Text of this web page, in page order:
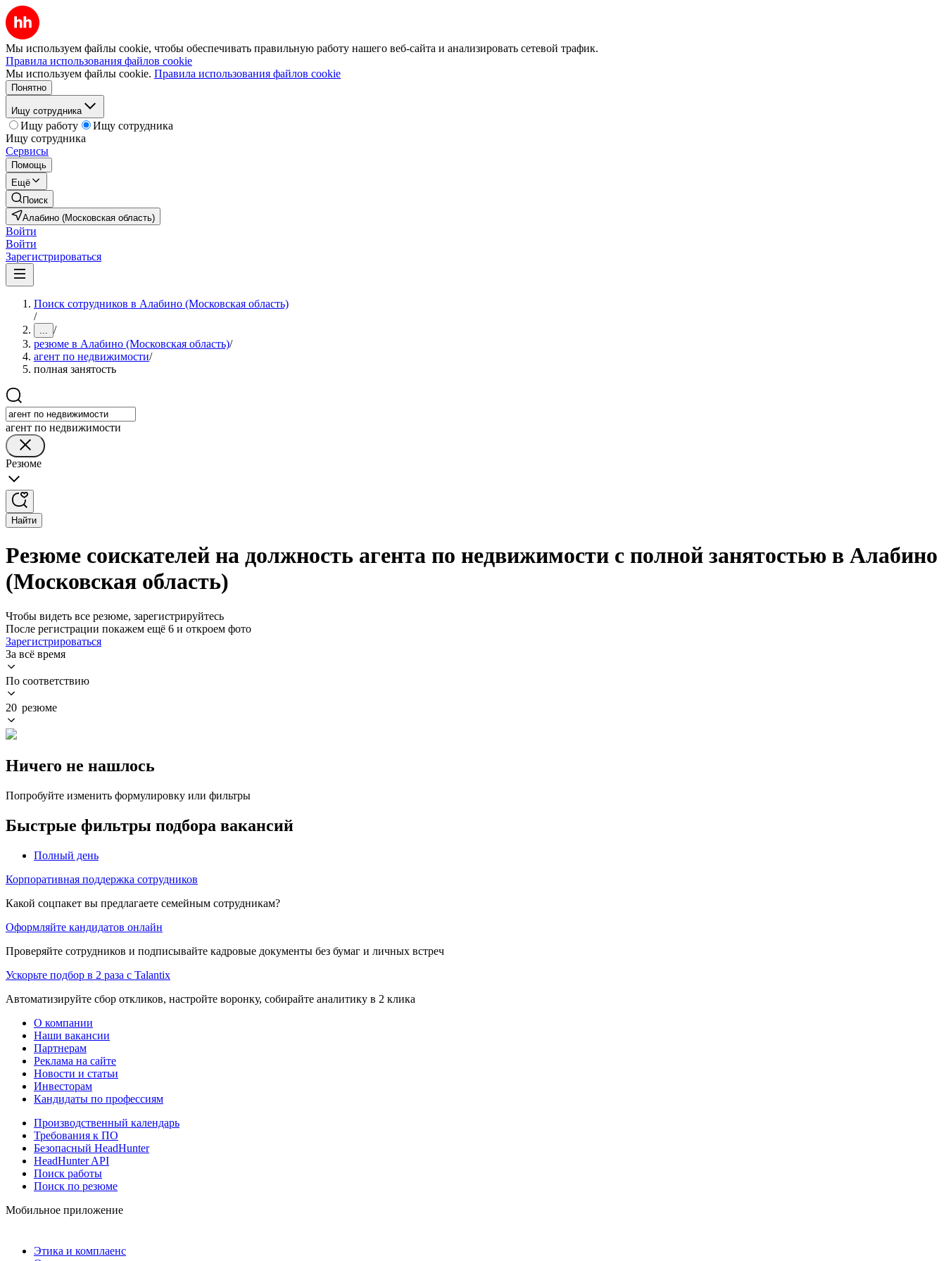
Мы используем файлы cookie, чтобы обеспечивать правильную работу нашего веб-сайта и анализировать сетевой трафик.
Правила использования файлов cookie
Мы используем файлы cookie. Правила использования файлов cookie
Понятно
Ищу сотрудника
Ищу работу
Ищу сотрудника
Ищу сотрудника
Сервисы
Помощь
Ещё
Поиск
Алабино (Московская область)
Войти
Войти
Зарегистрироваться
Поиск сотрудников в Алабино (Московская область)
/
... /
резюме в Алабино (Московская область)/
агент по недвижимости/
полная занятость
агент по недвижимости
Резюме
Найти
Резюме соискателей на должность агента по недвижимости с полной занятостью в Алабино
(Московская область)
Чтобы видеть все резюме, зарегистрируйтесь
После регистрации покажем ещё 6 и откроем фото
Зарегистрироваться
За всё время
По соответствию
20 резюме
Ничего не нашлось
Попробуйте изменить формулировку или фильтры
Быстрые фильтры подбора вакансий
Полный день
Корпоративная поддержка сотрудников
Какой соцпакет вы предлагаете семейным сотрудникам?
Оформляйте кандидатов онлайн
Проверяйте сотрудников и подписывайте кадровые документы без бумаг и личных встреч
Ускорьте подбор в 2 раза с Talantix
Автоматизируйте сбор откликов, настройте воронку, собирайте аналитику в 2 клика
О компании
Наши вакансии
Партнерам
Реклама на сайте
Новости и статьи
Инвесторам
Кандидаты по профессиям
Производственный календарь
Требования к ПО
Безопасный HeadHunter
HeadHunter API
Поиск работы
Поиск по резюме
Мобильное приложение
Этика и комплаенс